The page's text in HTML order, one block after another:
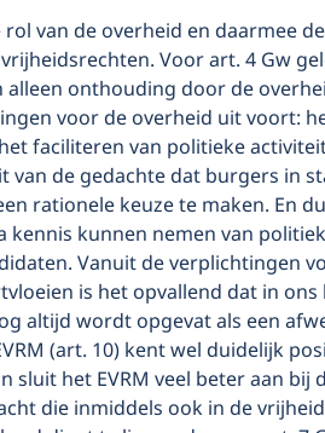
van de overheid en daarmee
Voor art. 4 Gw
onthouding door de
voor de overheid uit voort:
faciliteren van politieke
van de gedachte dat burgers in
rationele keuze te maken. En
kennis kunnen nemen van
Vanuit de verplichtingen
is het opvallend dat in
altijd wordt opgevat als een
(art. 10) kent wel duidelijk
sluit het EVRM veel beter aan bij
die inmiddels ook in de